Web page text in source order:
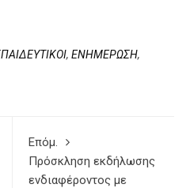
, ΕΝΗΜΕΡΩΣΗ,
Επόμ.
Πρόσκληση εκδήλωσης
ενδιαφέροντος με